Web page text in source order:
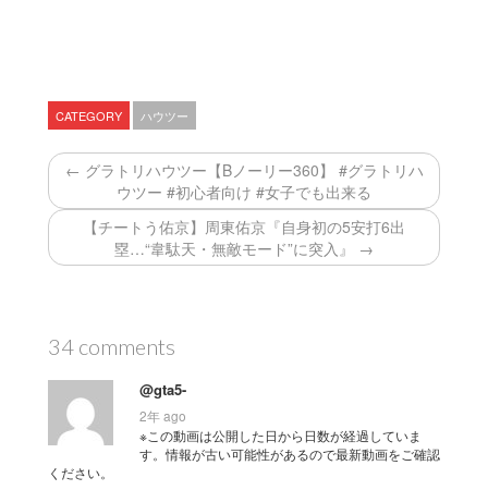
CATEGORY ハウツー
← グラトリハウツー【Bノーリー360】 #グラトリハ
ウツー #初心者向け #女子でも出来る
【チートう佑京】周東佑京『自身初の5安打6出
塁…“韋駄天・無敵モード”に突入』 →
34 comments
@gta5-
2年 ago
※この動画は公開した日から日数が経過していま
す。情報が古い可能性があるので最新動画をご確認
ください。